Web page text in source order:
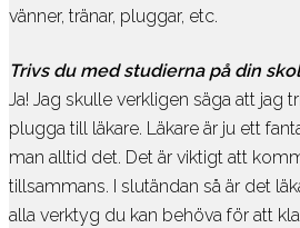
Vår PreMed
vänner, tränar, pluggar, etc.
Trivs du med studierna på din
Ja! Jag skulle verkligen säga att jag
plugga till läkare. Läkare är ju ett
man alltid det. Det är viktigt att
tillsammans. I slutändan så är det
alla verktyg du kan behöva för att